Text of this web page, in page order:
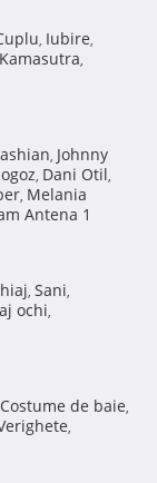
, Iubire,
,
, Johnny
, Dani Otil,
, Melania
Antena 1
, Sani,
ochi,
Costume de baie,
,